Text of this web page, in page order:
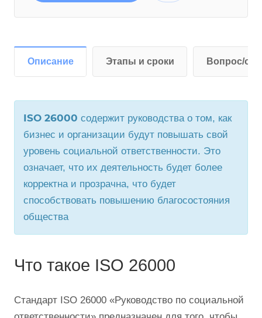
Описание Этапы и сроки Вопрос/
ISO 26000 содержит руководства о том, как
бизнес и организации будут повышать свой
уровень социальной ответственности. Это
означает, что их деятельность будет более
корректна и прозрачна, что будет
способствовать повышению благосостояния
общества
Что такое ISO 26000
Стандарт ISO 26000 «Руководство по социальной